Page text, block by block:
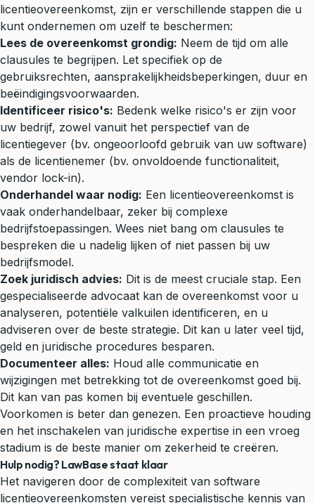
licentieovereenkomst, zijn er verschillende stappen die u
kunt ondernemen om uzelf te beschermen:
Lees de overeenkomst grondig: Neem de tijd om alle
clausules te begrijpen. Let specifiek op de
gebruiksrechten, aansprakelijkheidsbeperkingen, duur en
beëindigingsvoorwaarden.
Identificeer risico's: Bedenk welke risico's er zijn voor
uw bedrijf, zowel vanuit het perspectief van de
licentiegever (bv. ongeoorloofd gebruik van uw software)
als de licentienemer (bv. onvoldoende functionaliteit,
vendor lock-in).
Onderhandel waar nodig: Een licentieovereenkomst is
vaak onderhandelbaar, zeker bij complexe
bedrijfstoepassingen. Wees niet bang om clausules te
bespreken die u nadelig lijken of niet passen bij uw
bedrijfsmodel.
Zoek juridisch advies: Dit is de meest cruciale stap. Een
gespecialiseerde advocaat kan de overeenkomst voor u
analyseren, potentiële valkuilen identificeren, en u
adviseren over de beste strategie. Dit kan u later veel tijd,
geld en juridische procedures besparen.
Documenteer alles: Houd alle communicatie en
wijzigingen met betrekking tot de overeenkomst goed bij.
Dit kan van pas komen bij eventuele geschillen.
Voorkomen is beter dan genezen. Een proactieve houding
en het inschakelen van juridische expertise in een vroeg
stadium is de beste manier om zekerheid te creëren.
Hulp nodig? LawBase staat klaar
Het navigeren door de complexiteit van software
licentieovereenkomsten vereist specialistische kennis van